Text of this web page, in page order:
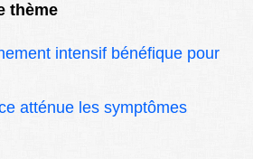
thème
intensif bénéfique pour
atténue les symptômes